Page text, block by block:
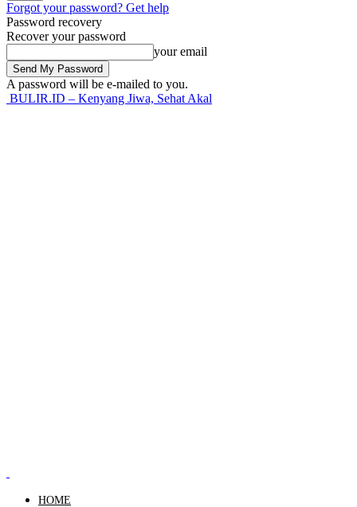
Forgot your password? Get help
Password recovery
Recover your password
your email
A password will be e-mailed to you.
BULIR.ID – Kenyang Jiwa, Sehat Akal
HOME